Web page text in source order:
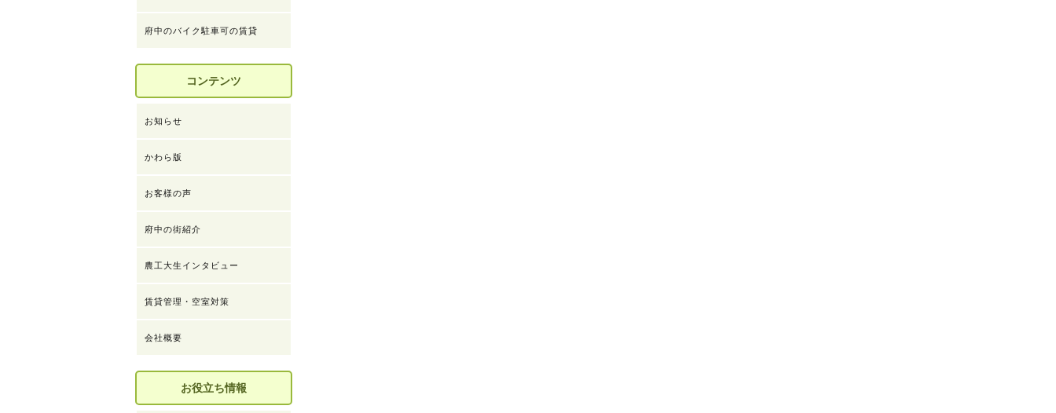
府中のバイク駐車可の賃貸
コンテンツ
お知らせ
かわら版
お客様の声
府中の街紹介
農工大生インタビュー
賃貸管理・空室対策
会社概要
お役立ち情報